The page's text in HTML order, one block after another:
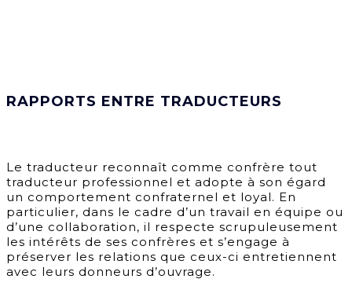
RAPPORTS ENTRE TRADUCTEURS
Le traducteur reconnaît comme confrère tout
traducteur professionnel et adopte à son égard
un comportement confraternel et loyal. En
particulier, dans le cadre d’un travail en équipe ou
d’une collaboration, il respecte scrupuleusement
les intérêts de ses confrères et s’engage à
préserver les relations que ceux-ci entretiennent
avec leurs donneurs d’ouvrage.